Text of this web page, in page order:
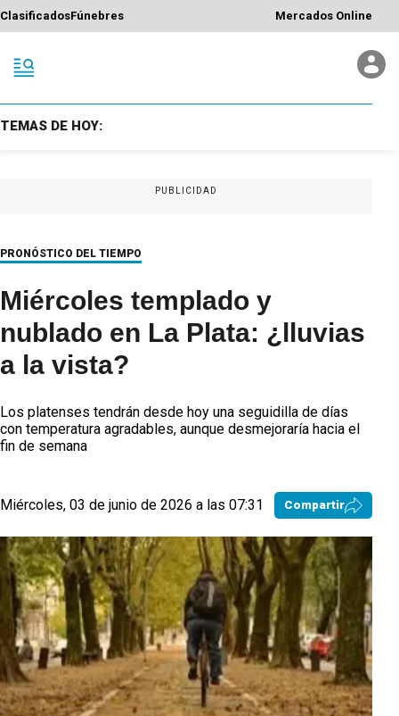
ClasificadosFúnebres Mercados Online
TEMAS DE HOY:
PUBLICIDAD
PRONÓSTICO DEL TIEMPO
Miércoles templado y
nublado en La Plata: ¿lluvias
a la vista?
Los platenses tendrán desde hoy una seguidilla de días
con temperatura agradables, aunque desmejoraría hacia el
fin de semana
Miércoles, 03 de junio de 2026 a las 07:31 Compartir